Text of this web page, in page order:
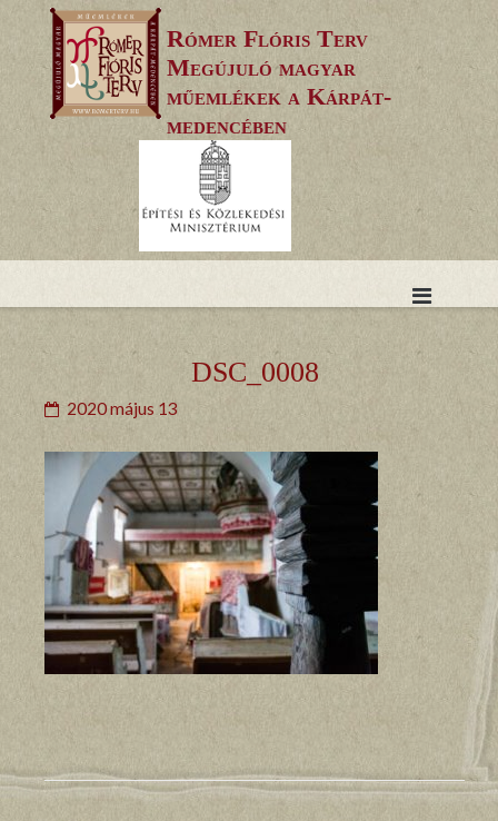
to
content
Rómer Flóris Terv
Megújuló magyar
műemlékek a Kárpát-
medencében
DSC_0008
2020 május 13